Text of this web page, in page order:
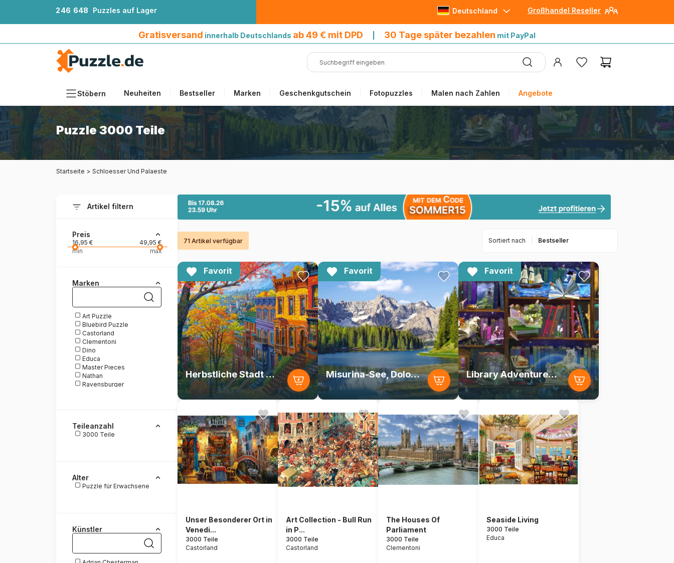
246 648 Puzzles auf Lager Großhandel Reseller
Deutschland
Gratisversand innerhalb Deutschlands ab 49 € mit DPD 30 Tage später bezahlen mit PayPal
Stöbern Neuheiten Bestseller Marken Geschenkgutschein Fotopuzzles Malen nach Zahlen Angebote
Motiv
Teileanzahl
Format
Alter
Zubehör
Malen nach Zahlen
Puzzle 3000 Teile
Startseite > Schloesser Und Palaeste
71 Artikel verfügbar Sortiert nach
Favorit
Herbstliche Stadt auf dem Hügel
Favorit
Misurina-See, Dolomiten, Italien
Favorit
Library Adventures in Reading
Unser Besonderer Ort in
Venedi...
3000 Teile
Castorland
Art Collection - Bull Run
in P...
3000 Teile
Castorland
The Houses Of
Parliament
3000 Teile
Clementoni
Seaside Living
3000 Teile
Educa
Artikel filtern
Preis
16,95 €
49,95 €
min
max
Marken
Art Puzzle
Bluebird Puzzle
Castorland
Clementoni
Dino
Educa
Master Pieces
Nathan
Ravensburger
Teileanzahl
3000 Teile
Alter
Puzzle für Erwachsene
Künstler